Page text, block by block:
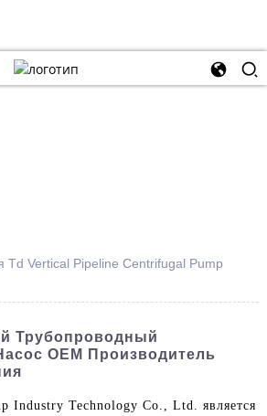
Td Vertical Pipeline Centrifugal Pump
Трубопроводный
OEM Производитель
Industry Technology Co., Ltd. является